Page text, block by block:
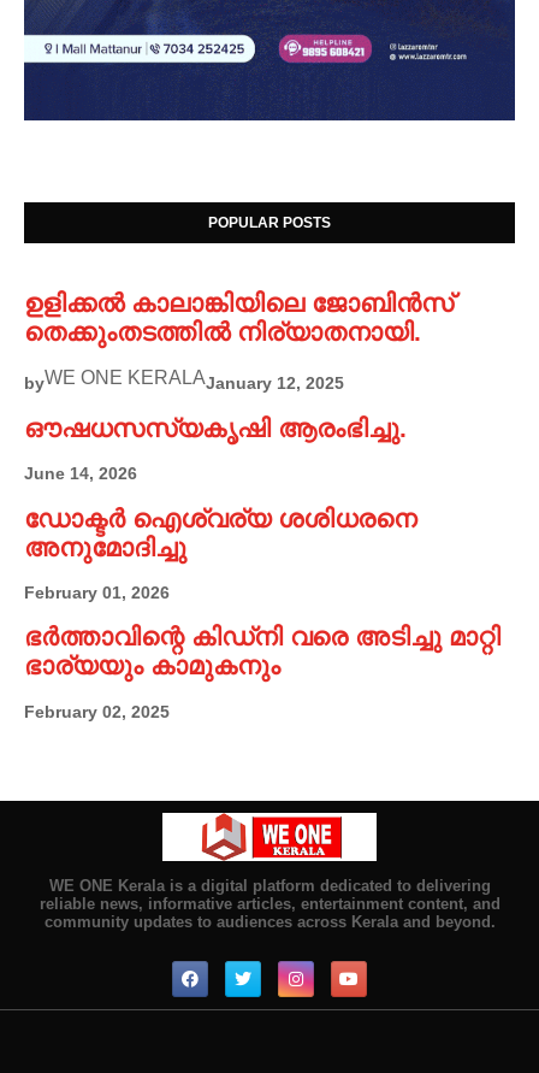
POPULAR POSTS
ഉളിക്കൽ കാലാങ്കിയിലെ ജോബിൻസ്
തെക്കുംതടത്തിൽ നിര്യാതനായി.
byWE ONE KERALAJanuary 12, 2025
ഔഷധസസ്യകൃഷി ആരംഭിച്ചു.
June 14, 2026
ഡോക്ടർ ഐശ്വര്യ ശശിധരനെ
അനുമോദിച്ചു
February 01, 2026
ഭർത്താവിന്റെ കിഡ്നി വരെ അടിച്ചു മാറ്റി
ഭാര്യയും കാമുകനും
February 02, 2025
WE ONE Kerala is a digital platform dedicated to delivering
reliable news, informative articles, entertainment content, and
community updates to audiences across Kerala and beyond.